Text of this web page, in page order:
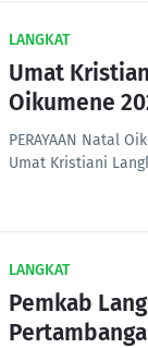
LANGKAT
Umat
Oikumene
PERAYAAN Natal
Umat Kristiani
LANGKAT
Pemkab